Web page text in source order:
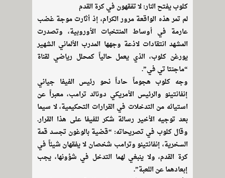
كلوب يفتح النار: لا تفقهون في كرة القدم
لم تمر هذه الواقعة مرور الكرام، إذ أثارت موجة غضب
عارمة في أوساط المنتخبات الأوروبية، وتصدرت
المشهد انتقادات لاذعة وجهها المدرب الألماني الشهير
يورغن كلوب، الذي يعمل حالياً كمحلل رياضي لقناة
“ماجنتا تي في”.
وجه كلوب هجوماً حاداً نحو رئيس الفيفا جياني
إنفانتينو والرئيس الأمريكي دونالد ترامب، معبراً عن
استيائه من التدخلات في القرارات التحكيمية، لا سيما
بعد توجيه الأخير رسالة شكر للفيفا على هذا القرار.
وقال كلوب في تصريحاته: “قضية بالوغون تجسد قمة
السخرية، إنفانتينو وترامب شخصان لا يفقهان شيئاً في
كرة القدم، ولا ينبغي لهما التدخل في شؤونها، يجب
إبعادهما عن اللعبة”.